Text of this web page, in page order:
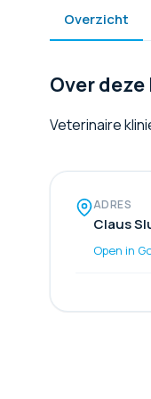
Overzicht
Over
Veterinaire
ADRES
Claus
Open in